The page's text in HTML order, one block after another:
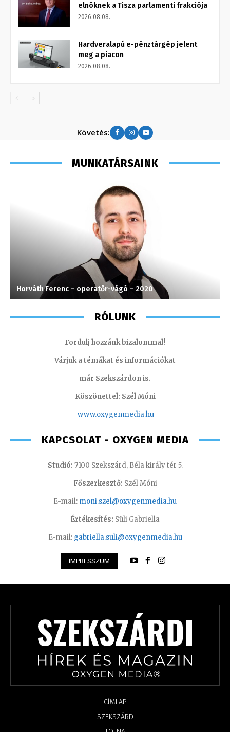
elnöknek a Tisza parlamenti frakciója
2026.08.08.
Hardveralapú e-pénztárgép jelent
meg a piacon
2026.08.08.
Követés:
MUNKATÁRSAINK
Horváth Ferenc – operatőr-vágó – 2020
RÓLUNK
Fordulj hozzánk bizalommal!
Várjuk a témákat és információkat
már Szekszárdon is.
Köszönettel: Szél Móni
www.oxygenmedia.hu
KAPCSOLAT - OXYGEN MEDIA
Studió: 7100 Szekszárd, Béla király tér 5.
Főszerkesztő: Szél Móni
E-mail: moni.szel@oxygenmedia.hu
Értékesítés: Süli Gabriella
E-mail: gabriella.suli@oxygenmedia.hu
IMPRESSZUM
CÍMLAP
SZEKSZÁRD